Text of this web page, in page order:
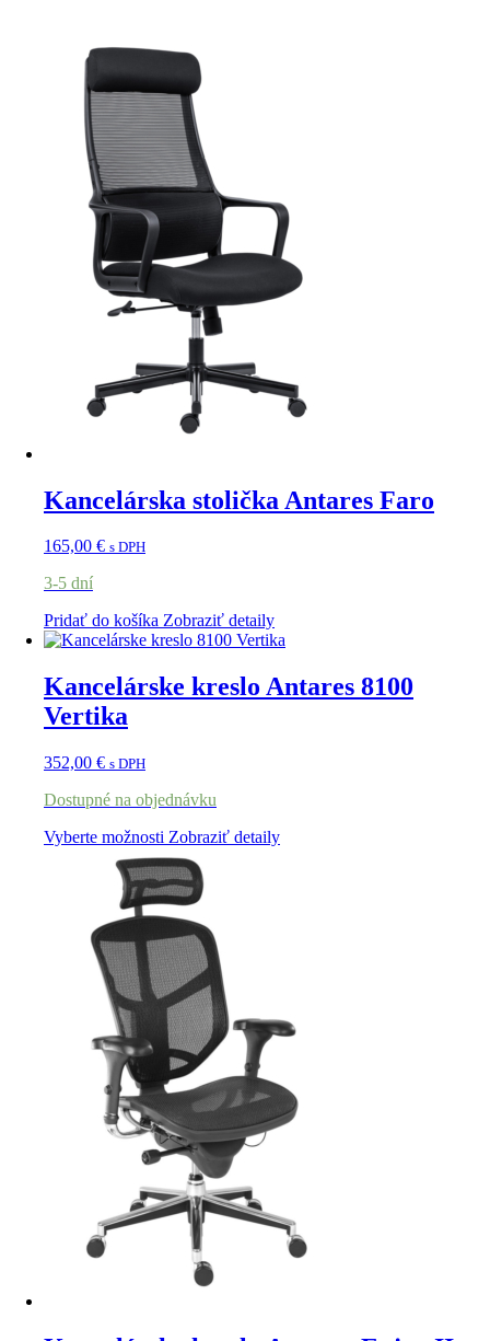
Kancelárska stolička Antares Faro
165,00 € s DPH
3-5 dní
Pridať do košíka Zobraziť detaily
Kancelárske kreslo Antares 8100
Vertika
352,00 € s DPH
Dostupné na objednávku
Vyberte možnosti Zobraziť detaily